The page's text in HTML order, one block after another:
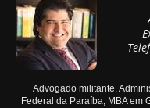
Advogado militante,
Federal da Paraíba, MBA em